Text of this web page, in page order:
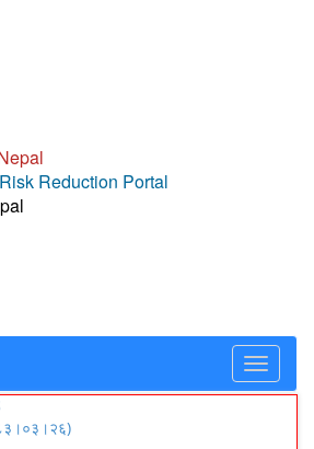
Reduction Portal
Toggle